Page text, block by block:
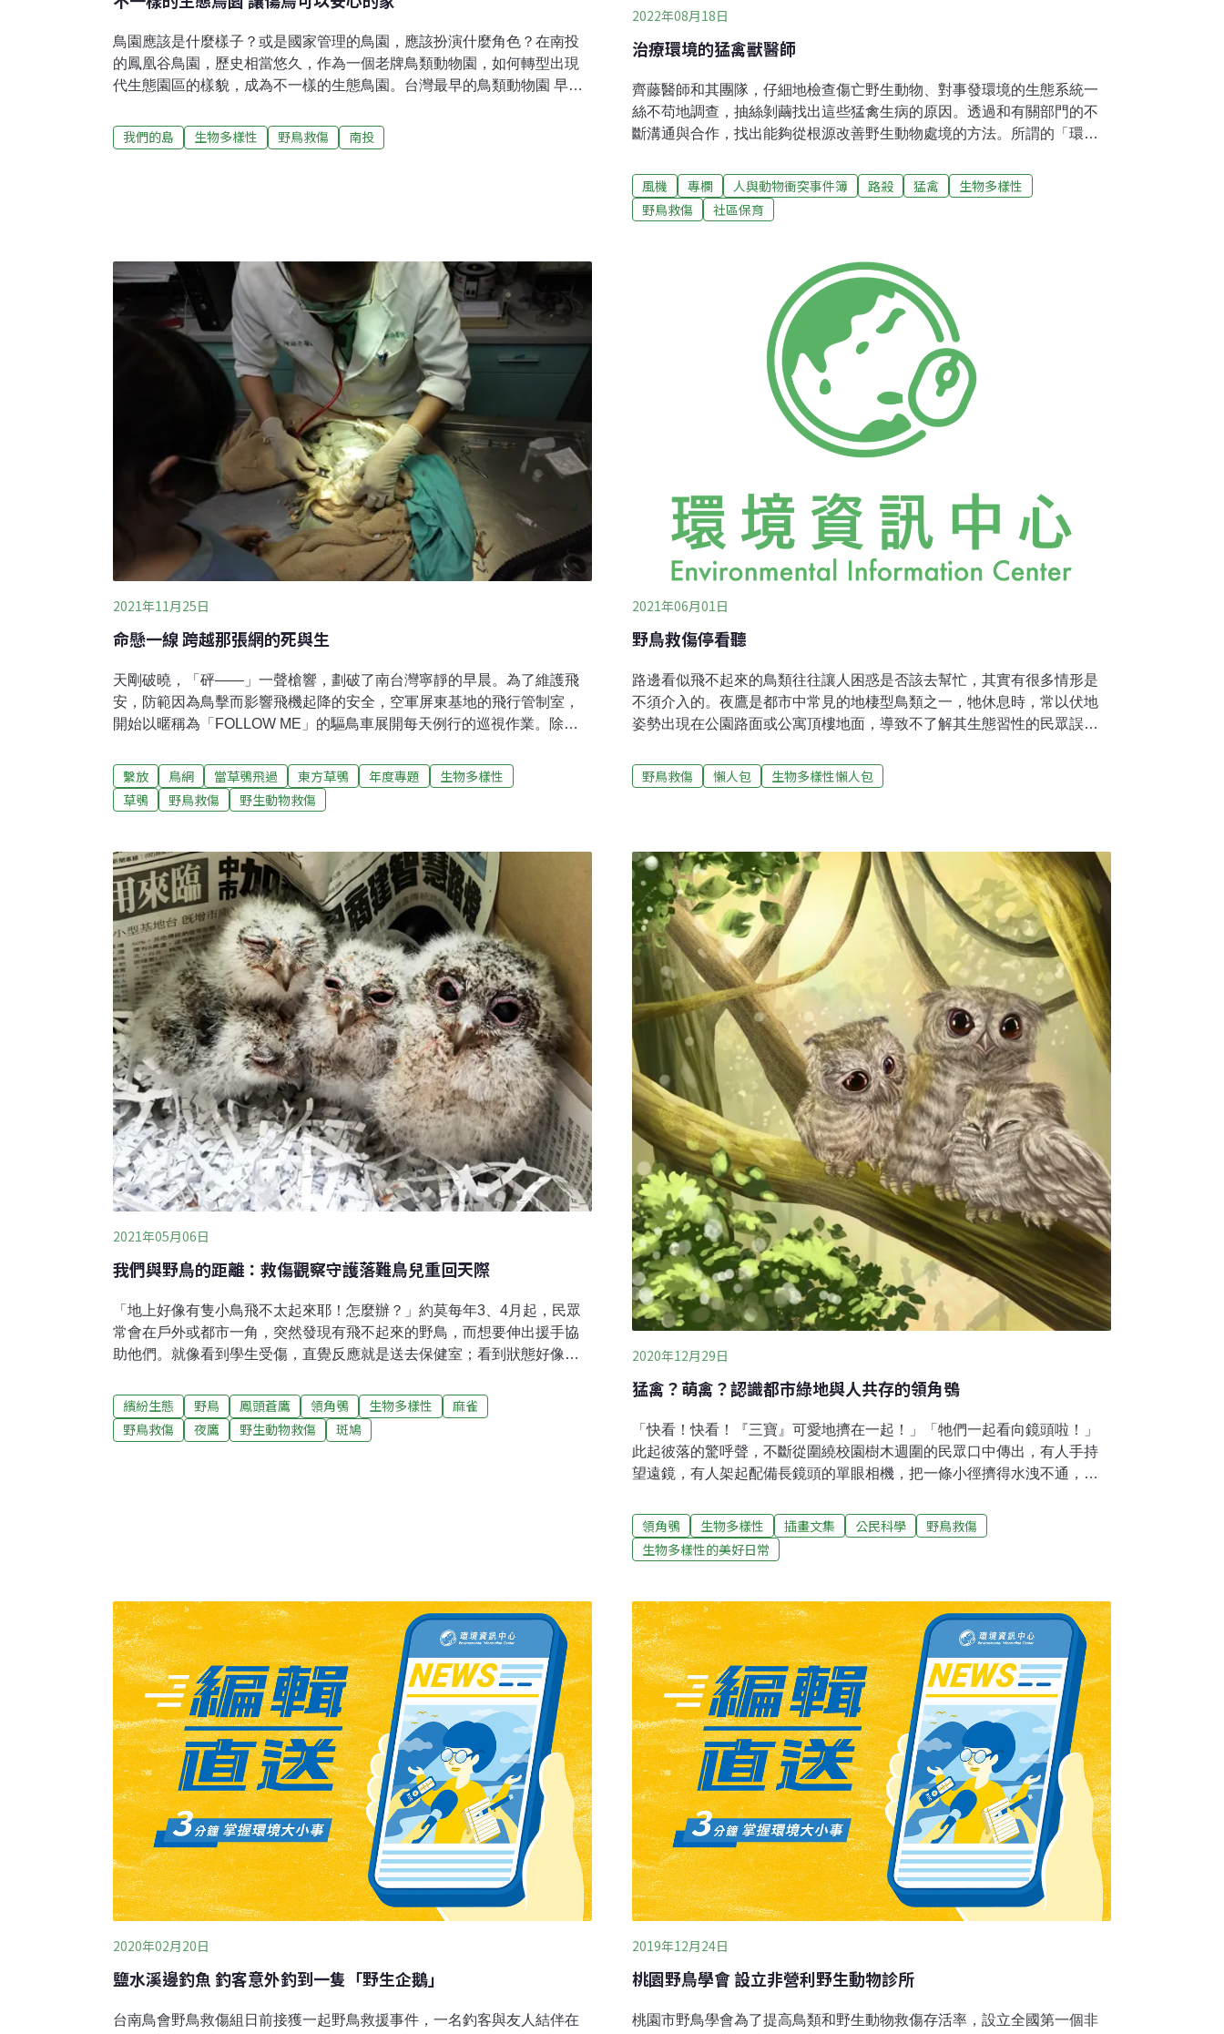
鳥園應該是什麼樣子？或是國家管理的鳥園，應該扮演什麼角色？在南投
的鳳凰谷鳥園，歷史相當悠久，作為一個老牌鳥類動物園，如何轉型出現
代生態園區的樣貌，成為不一樣的生態鳥園。台灣最早的鳥類動物園 早期
位於南投鹿谷，面積約有30多公頃。鳥園成立於1982年，早期由台灣省教
育廳等單位管轄，成為台灣最早的鳥類動物園。鳥園早期引入國外許多珍
族，都是鳥園過去引入的動物明星。飼育員張育誠長期餵食犀鳥，彼此建
立信任關係。原址地質脆弱常受災 重新選址遷建並推動生態保育意外的災
害來臨，歷經1999年9
我們的島 生物多樣性 野鳥救傷 南投
2022年08月18日
治療環境的猛禽獸醫師
齊藤醫師和其團隊，仔細地檢查傷亡野生動物、對事發環境的生態系統一
絲不苟地調查，抽絲剝繭找出這些猛禽生病的原因。透過和有關部門的不
斷溝通與合作，找出能夠從根源改善野生動物處境的方法。所謂的「環境
因。位於北海道的「猛禽類醫學研究所」，是一個由獸醫師齊藤慶輔創
立、專門救傷收容各種瀕臨絕種猛禽的機構。2005年成立以來，救援了許
許多多的野生猛禽，並順利讓他們回到野外。收治的對象包括主要生活在
（Haliaeetus albicilla）、毛腿魚鴞（Bubo blakistoni）等大型猛禽。此
外，也有些物種如往返於俄羅斯和北海道的候鳥——虎頭海鵰，而這些野
生動物的保育工作有時甚至需要國際合作才能順利進行。
風機 專欄 人與動物衝突事件簿 路殺 猛禽
生物多樣性
野鳥救傷
社區保育
2021年11月25日
命懸一線 跨越那張網的死與生
天剛破曉，「砰——」一聲槍響，劃破了南台灣寧靜的早晨。為了維護飛
安，防範因為鳥擊而影響飛機起降的安全，空軍屏東基地的飛行管制室，
開始以暱稱為「FOLLOW ME」的驅鳥車展開每天例行的巡視作業。除了
因過程中有機會發現瀕危的保育類草鴞誤觸鳥網受困，需即刻救援。草鴞
會出現此處，係因野外草生環境日益縮減，而軍方機場周邊相當空曠，且
有大片草生地，因而成為草鴞棲地環境之一。誤中機場鳥網 分秒必爭搶生
傷經驗的曾翌碩最為擔心的事，因此，每當他接到飛行管制室人員通知，
發現有草鴞中網時，總是立即趕赴現場，以求掌握最佳的黃金救援時間。
「我曾經一天三趟，趕往屏東機場搶救草鴞。」家住台南的曾翌碩說，那
天他才剛剛進門，連椅子都還沒來得及坐熱，就接到救援電話，又得馬上
趕著出門了，因為他認為
繫放 鳥網 當草鴞飛過 東方草鴞 年度專題
生物多樣性
草鴞
野鳥救傷 野生動物救傷
2021年06月01日
野鳥救傷停看聽
路邊看似飛不起來的鳥類往往讓人困惑是否該去幫忙，其實有很多情形是
不須介入的。夜鷹是都市中常見的地棲型鳥類之一，牠休息時，常以伏地
姿勢出現在公園路面或公寓頂樓地面，導致不了解其生態習性的民眾誤認
或育雛。每年3到6月的野鳥繁殖季期間，民眾發現、進而求助的案例中，
有很高比例的幼鳥。當牠們開始離巢學飛時，往往飛行的技巧不夠純熟而
只是在練習飛行，習慣被動地待在原地、等待親鳥回來餵食。如若不放
心，建議保持10公尺以上的距離，以不干擾鳥類的前提下進行觀察，躲在
附近掩蔽處持續觀察半小時至一小時，確定親鳥是否會回來照料幼鳥，再
決定是否介入處理。若發現幼鳥當時所處環境在人類走動地面、車潮鼎沸
處或周圍可能有犬貓活動時，則建
野鳥救傷 懶人包 生物多樣性懶人包
2021年05月06日
我們與野鳥的距離：救傷觀察守護落難鳥兒重回天際
「地上好像有隻小鳥飛不太起來耶！怎麼辦？」約莫每年3、4月起，民眾
常會在戶外或都市一角，突然發現有飛不起來的野鳥，而想要伸出援手協
助他們。就像看到學生受傷，直覺反應就是送去保健室；看到狀態好像反
而，路邊這些看似飛不起來的鳥，往往還是會讓大家困惑：是否該去幫
忙？想要幫忙的話，該從何下手？是否有相關單位做為直接聯繫的窗口？
伸出援手前請想一想 其實牠們只是在學飛每年3到6月的野鳥繁殖季期間，
繽紛生態 野鳥 鳳頭蒼鷹 領角鴞 生物多樣性
麻雀
野鳥救傷
夜鷹 野生動物救傷 斑鳩
2020年12月29日
猛禽？萌禽？認識都市綠地與人共存的領角鴞
「快看！快看！『三寶』可愛地擠在一起！」「牠們一起看向鏡頭啦！」
此起彼落的驚呼聲，不斷從圍繞校園樹木週圍的民眾口中傳出，有人手持
望遠鏡，有人架起配備長鏡頭的單眼相機，把一條小徑擠得水洩不通，都
鹿鳴廣場前活動的當紅大明星：三隻剛離巢的領角鴞幼鴞。幼鴞的羽毛顏
色與成鳥相較之下較淡，身上斑紋較模糊不清，角狀的耳羽也沒那麼明
顯，用「灰白毛茸茸」來形容牠們似乎再適合不過了。剛離巢的幼鴞，常
界充滿好奇心，卻又不太敢離親鳥與兄弟姊妹太遠的模樣十分逗趣，塑造
了這萌噠噠的景象，吸引大批人潮前往觀望，就連校園內趕課經過的學生
也不禁停下腳步多瞧個幾眼。都說「初生之犢不畏虎」，這些年幼的領角
鴞們儼然是「初生之『鴞』不畏『人群』」呀！其實自然界的貓頭鷹是屬
於領域性強的猛禽類，通常都是單槍匹
領角鴞 生物多樣性 插畫文集 公民科學
野鳥救傷
生物多樣性的美好日常
2020年02月20日
鹽水溪邊釣魚 釣客意外釣到一隻「野生企鵝」
台南鳥會野鳥救傷組日前接獲一起野鳥救援事件，一名釣客與友人結伴在
2019年12月24日
桃園野鳥學會 設立非營利野生動物診所
桃園市野鳥學會為了提高鳥類和野生動物救傷存活率，設立全國第一個非